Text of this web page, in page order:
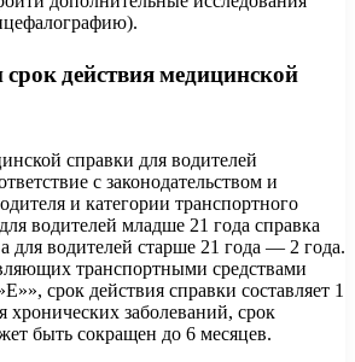
действия медицинской
справки для водителей
с законодательством и
и категории транспортного
водителей младше 21 года справка
для водителей старше 21 года — 2 года.
транспортными средствами
срок действия справки составляет 1
хронических заболеваний, срок
быть сокращен до 6 месяцев.